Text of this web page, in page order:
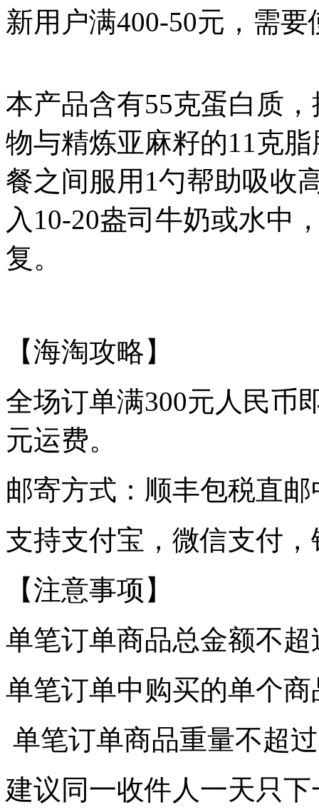
新用户满400-50元，需
本产品含有55克蛋白质
物与精炼亚麻籽的11克
餐之间服用1勺帮助吸收
入10-20盎司牛奶或水中
复。
【海淘攻略】
全场订单满300元人民币
元运费。
邮寄方式：顺丰包税直
支持支付宝，微信支付
【注意事项】
单笔订单商品总金额不超
单笔订单中购买的单个
单笔订单商品重量不超
建议同一收件人一天只